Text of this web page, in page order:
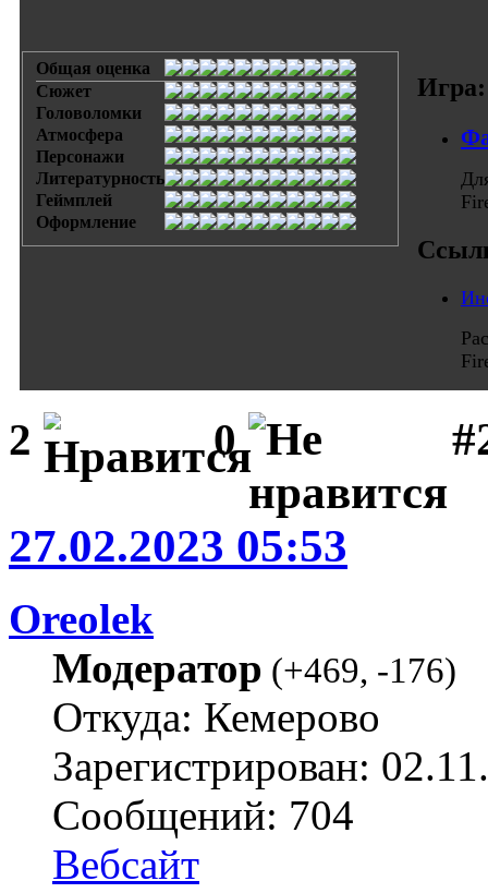
Общая оценка
Сюжет
Головоломки
Атмосфера
Персонажи
Литературность
Геймплей
Оформление
Игра:
2 0
27.02.2023 05:53
Oreolek
Модератор (+469, -176)
Откуда: Кемерово
Зарегистрирован:
Сообщений: 704
Вебсайт